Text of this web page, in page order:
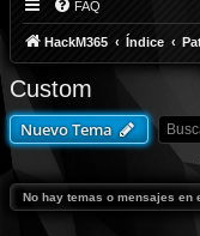
FAQ
HackM365 Índice
Custom
Nuevo Tema
No hay temas o mensajes en